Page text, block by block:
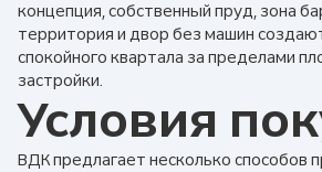
концепция, собственный пруд, зона
территория и двор без машин
спокойного квартала за пределами
застройки.
Условия
ВДК предлагает несколько способов